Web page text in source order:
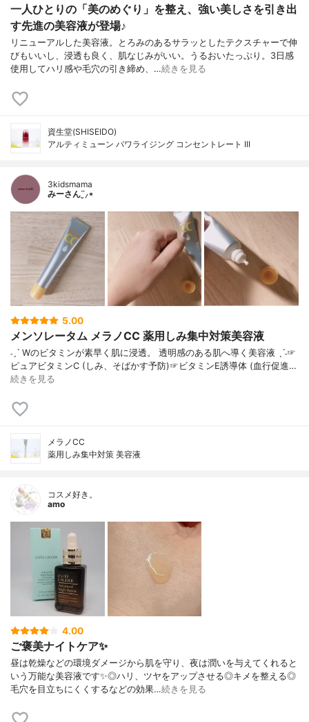
一人ひとりの「美のめぐり」を整え、強い美しさを引き出
す先進の美容液が登場♪
リニューアルした美容液。とろみのあるサラッとしたテクスチャーで伸
びもいいし、浸透も良く、肌なじみがいい。うるおいたっぷり。3日感
使用してハリ感や毛穴の引き締め、…続きを見る
資生堂(SHISEIDO)
アルティミューン パワライジング コンセントレート III
3kidsmama
みーさん¨̮⸝⋆
5.00
メンソレータム メラノCC 薬用しみ集中対策美容液
˗ˏˋ Wのビタミンが素早く肌に浸透。 透明感のある肌へ導く美容液 ˎˊ˗☞
ピュアビタミンC (しみ、そばかす予防)☞ビタミンE誘導体 (血行促進…
続きを見る
メラノCC
薬用しみ集中対策 美容液
コスメ好き。
amo
4.00
ご褒美ナイトケア✨
昼は乾燥などの環境ダメージから肌を守り、夜は潤いを与えてくれると
いう万能な美容液です✨◎ハリ、ツヤをアップさせる◎キメを整える◎
毛穴を目立ちにくくするなどの効果…続きを見る